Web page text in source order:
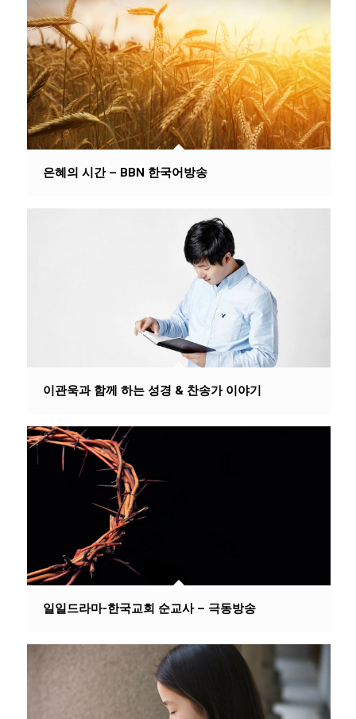
은혜의 시간 – BBN 한국어방송
이관욱과 함께 하는 성경 & 찬송가 이야기
일일드라마-한국교회 순교사 – 극동방송